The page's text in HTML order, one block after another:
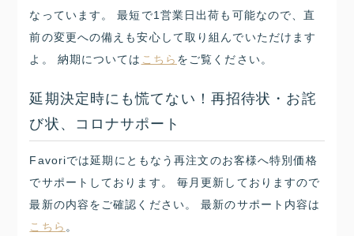
なっています。 最短で1営業日出荷も可能なので、直
前の変更への備えも安心して取り組んでいただけます
よ。 納期については こちら をご覧ください。
延期決定時にも慌てない！再招待状・お詫
び状、コロナサポート
Favoriでは延期にともなう再注文のお客様へ特別価格
でサポートしております。 毎月更新しておりますので
最新の内容をご確認ください。 最新のサポート内容は
こちら 。